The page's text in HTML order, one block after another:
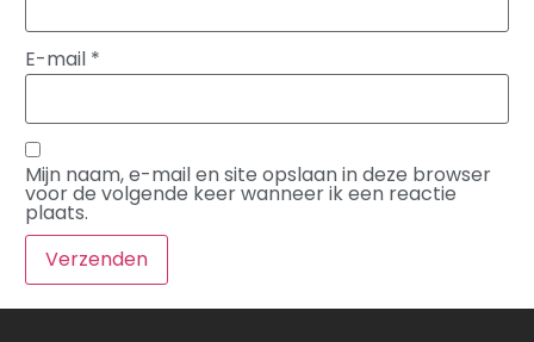
E-mail *
Mijn naam, e-mail en site opslaan in deze browser
voor de volgende keer wanneer ik een reactie
plaats.